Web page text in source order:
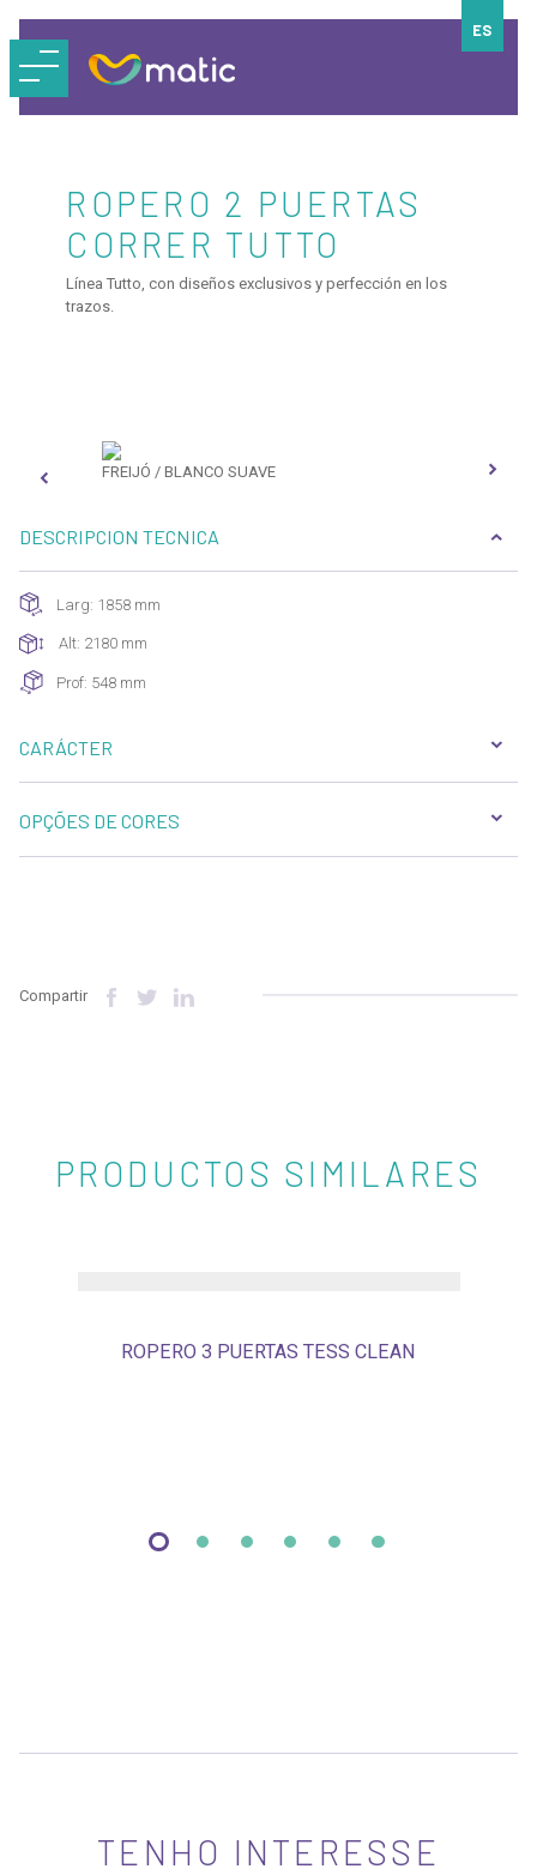
ES
ROPERO 2 PUERTAS
CORRER TUTTO
Línea Tutto, con diseños exclusivos y perfección en los
trazos.
FREIJÓ / BLANCO SUAVE
DESCRIPCION TECNICA
Larg: 1858 mm
Alt: 2180 mm
Prof: 548 mm
CARÁCTER
OPÇÕES DE CORES
Compartir
PRODUCTOS SIMILARES
ROPERO 3 PUERTAS TESS CLEAN
TENHO INTERESSE